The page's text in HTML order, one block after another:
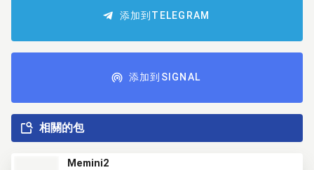
添加到TELEGRAM
添加到SIGNAL
相關的包
Memini2